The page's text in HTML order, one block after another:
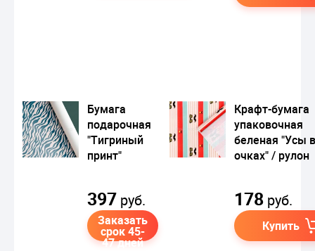
Бумага
подарочная
"Тигриный
принт"
397 руб.
Заказать
срок 45-
47 дней
Крафт-бумага
упаковочная
беленая "Усы в
очках" / рулон
178 руб.
Купить